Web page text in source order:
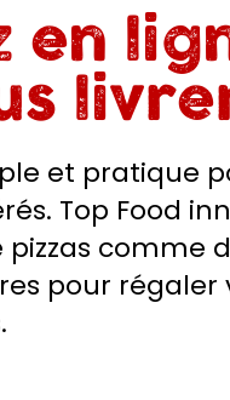
en
et pratique
Top Food
comme
pour régaler